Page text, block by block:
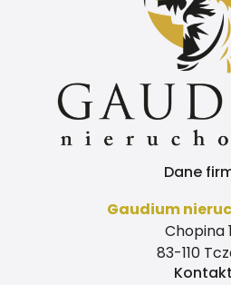
Dane
Gaudium
Chopina
83-110
Kontakt